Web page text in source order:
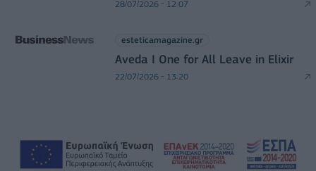
28/07/2026 - 12:07
esteticamagazine.gr
Aveda I One for All Leave in Elixir
22/07/2026 - 13:20